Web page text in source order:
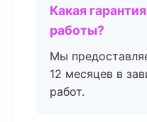
Какая
работы?
Мы
12 месяцев в
работ.